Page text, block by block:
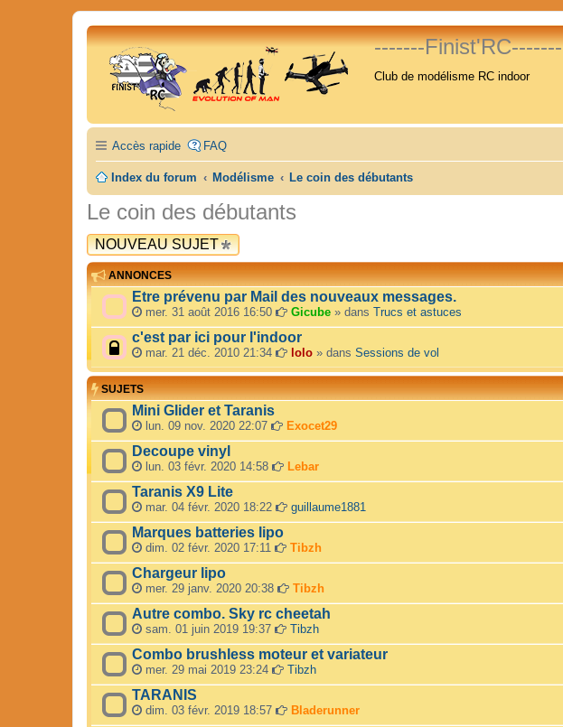
-------Finist'RC-------
Club de modélisme RC indoor
Accès rapide FAQ
Index du forum Modélisme Le coin des débutants
Le coin des débutants
NOUVEAU SUJET
ANNONCES
Etre prévenu par Mail des nouveaux messages.
mer. 31 août 2016 16:50 Gicube » dans Trucs et astuces
c'est par ici pour l'indoor
mar. 21 déc. 2010 21:34 lolo » dans Sessions de vol
SUJETS
Mini Glider et Taranis
lun. 09 nov. 2020 22:07 Exocet29
Decoupe vinyl
lun. 03 févr. 2020 14:58 Lebar
Taranis X9 Lite
mar. 04 févr. 2020 18:22 guillaume1881
Marques batteries lipo
dim. 02 févr. 2020 17:11 Tibzh
Chargeur lipo
mer. 29 janv. 2020 20:38 Tibzh
Autre combo. Sky rc cheetah
sam. 01 juin 2019 19:37 Tibzh
Combo brushless moteur et variateur
mer. 29 mai 2019 23:24 Tibzh
TARANIS
dim. 03 févr. 2019 18:57 Bladerunner